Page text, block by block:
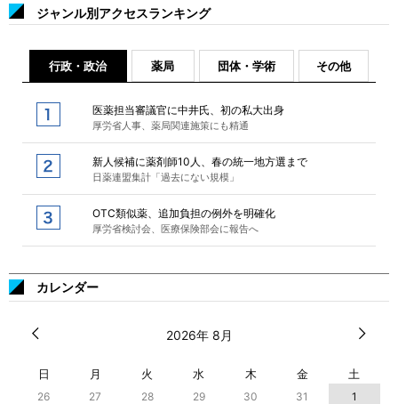
ジャンル別アクセスランキング
行政・政治 薬局 団体・学術 その他
医薬担当審議官に中井氏、初の私大出身
厚労省人事、薬局関連施策にも精通
新人候補に薬剤師10人、春の統一地方選まで
日薬連盟集計「過去にない規模」
OTC類似薬、追加負担の例外を明確化
厚労省検討会、医療保険部会に報告へ
カレンダー
2026年 8月
日 月 火 水 木 金 土
26 27 28 29 30 31
1